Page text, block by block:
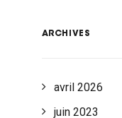
ARCHIVES
avril 2026
juin 2023